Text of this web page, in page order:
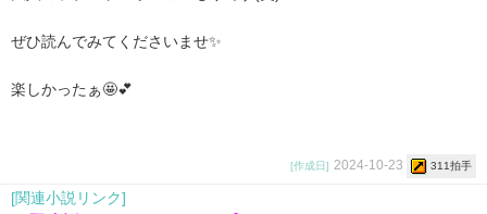
小説
ぜひ読んでみてくださいませ✨
楽しかったぁ🤩💕
[作成日] 2024-10-23 311拍手
[関連小説リンク]